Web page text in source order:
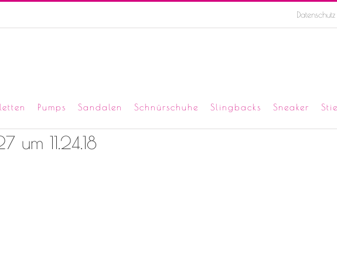
Datenschutz
Pumps Sandalen Schnürschuhe Slingbacks Sneaker
11.24.18